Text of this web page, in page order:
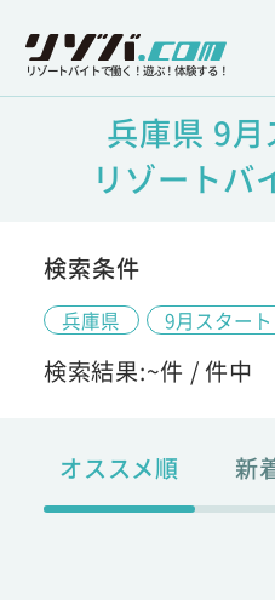
リゾートバイトで働く！遊ぶ！体験する！
兵庫県 9月
リゾートバ
検索条件
兵庫県 9月スタート
検索結果:~件 /件中
オススメ順 新